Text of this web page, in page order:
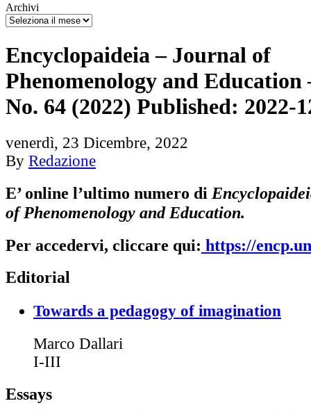
Archivi
Encyclopaideia – Journal of
Phenomenology and Education
No. 64 (2022) Published: 2022-
venerdì, 23 Dicembre, 2022
By Redazione
E’ online l’ultimo numero di
of Phenomenology and Education.
Per accedervi, cliccare qui: https://
Editorial
Towards a pedagogy of imagination
Marco Dallari
I-III
Essays